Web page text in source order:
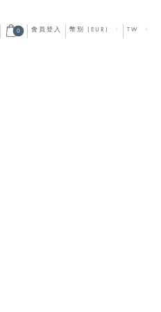
0 會員登入 幣別 (EUR) TW